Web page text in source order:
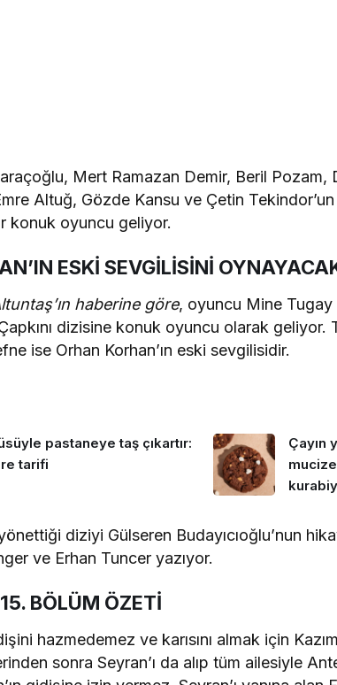
Mert Ramazan Demir, Beril Pozam,
Altuğ, Gözde Kansu ve Çetin Tekindor’un
konuk oyuncu geliyor.
ESKİ SEVGİLİSİNİ
haberine göre, oyuncu Mine Tugay
dizisine konuk oyuncu olarak
ise Orhan Korhan’ın eski sevgilisidir.
pastaneye taş çıkartır:
tarifi
Çayın
diziyi Gülseren Budayıcıoğlu’nun
ve Erhan Tuncer yazıyor.
BÖLÜM ÖZETİ
hazmedemez ve karısını almak için
sonra Seyran’ı da alıp tüm ailesiyle